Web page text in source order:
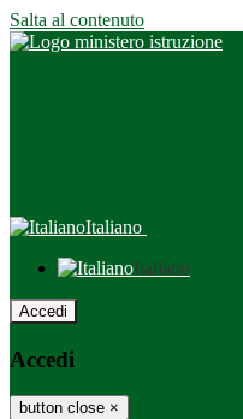
Salta al contenuto
Italiano
Italiano
Accedi
Accedi
button close ×